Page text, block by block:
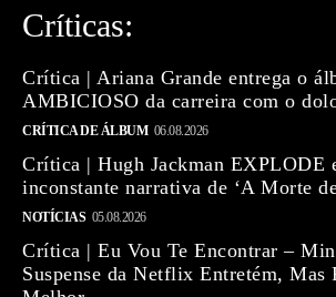
Críticas:
Crítica | Ariana Grande entrega o
AMBICIOSO da carreira com o
CRÍTICA DE ÁLBUM 06.08.2026
Crítica | Hugh Jackman EXPLODE
inconstante narrativa de ‘A Morte
NOTÍCIAS 05.08.2026
Crítica | Eu Vou Te Encontrar –
Suspense da Netflix Entretém, Mas